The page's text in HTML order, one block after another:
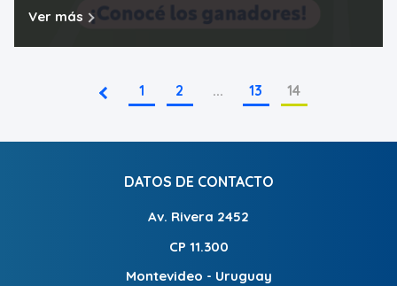
Ver más
1 2 ... 13 14
DATOS DE CONTACTO
Av. Rivera 2452
CP 11.300
Montevideo - Uruguay